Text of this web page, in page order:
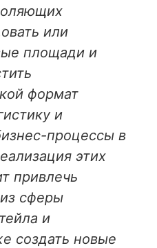
или
площади и
формат
и
процессы в
этих
привлечь
сферы
и
создать новые